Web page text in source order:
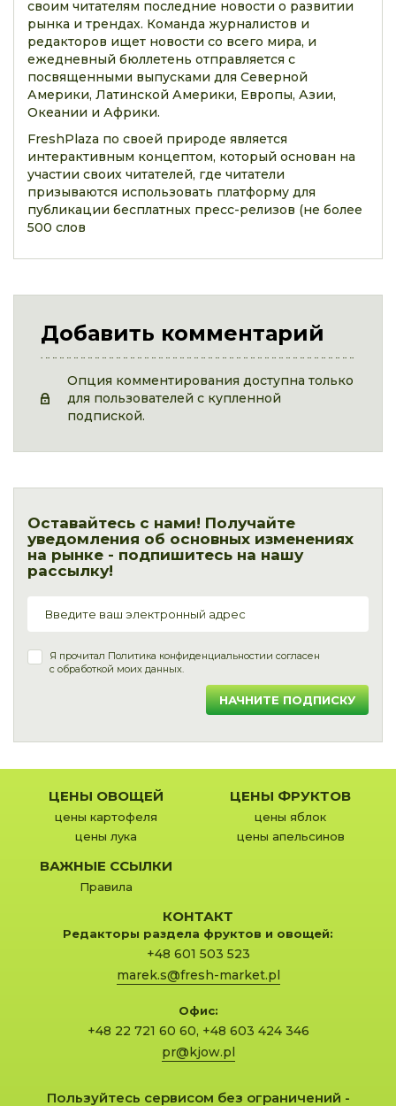
своим читателям последние новости о развитии
рынка и трендах. Команда журналистов и
редакторов ищет новости со всего мира, и
ежедневный бюллетень отправляется с
посвященными выпусками для Северной
Америки, Латинской Америки, Европы, Азии,
Океании и Африки.
FreshPlaza по своей природе является
интерактивным концептом, который основан на
участии своих читателей, где читатели
призываются использовать платформу для
публикации бесплатных пресс-релизов (не более
500 слов
Добавить комментарий
Опция комментирования доступна только
для пользователей с купленной
подпиской.
Оставайтесь с нами! Получайте
уведомления об основных изменениях
на рынке - подпишитесь на нашу
рассылку!
Я прочитал Политика конфиденциальностии согласен
с обработкой моих данных.
НАЧНИТЕ ПОДПИСКУ
ЦЕНЫ ОВОЩЕЙ
цены картофеля
цены лука
ЦЕНЫ ФРУКТОВ
цены яблок
цены апельсинов
ВАЖНЫЕ ССЫЛКИ
Правила
КОНТАКТ
Редакторы раздела фруктов и овощей:
+48 601 503 523
marek.s@fresh-market.pl
Офис:
+48 22 721 60 60, +48 603 424 346
pr@kjow.pl
Пользуйтесь сервисом без ограничений -